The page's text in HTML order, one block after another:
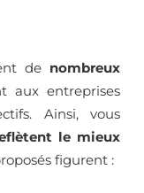
de nombreux
aux entreprises
Ainsi, vous
le mieux
figurent :